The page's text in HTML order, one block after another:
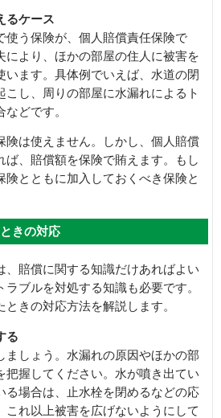
るケース
使う保険が、個人賠償責任保険で
により、ほかの部屋の住人に被害を
います。具体例でいえば、水道の閉
こし、周りの部屋に水漏れによるト
どです。
険は使えません。しかし、個人賠償
ば、賠償額を保険で賄えます。もし
険とともに加入しておくべき保険と
きの対応
、賠償に関する知識だけあればよい
ラブルを対処する知識も必要です。
きの対応方法を解説します。
る
ましょう。水漏れの原因やほかの部
把握してください。水が噴き出てい
る場合は、止水栓を閉めるなどの応
これ以上被害を広げないようにして